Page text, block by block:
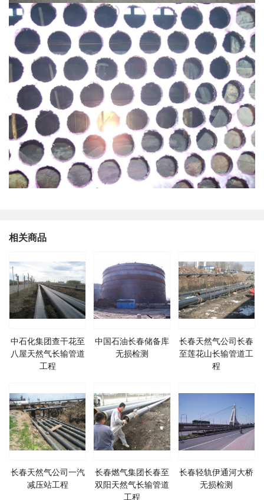
相关商品
中石化集团查干花至
八屋天然气长输管道
工程
中国石油长春储备库
无损检测
长春天然气公司长春
至莲花山长输管道工
程
长春天然气公司一汽
减压站工程
长春燃气集团长春至
双阳天然气长输管道
工程
长春轻轨伊通河大桥
无损检测